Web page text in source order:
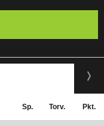
Sp. Torv. Pkt.